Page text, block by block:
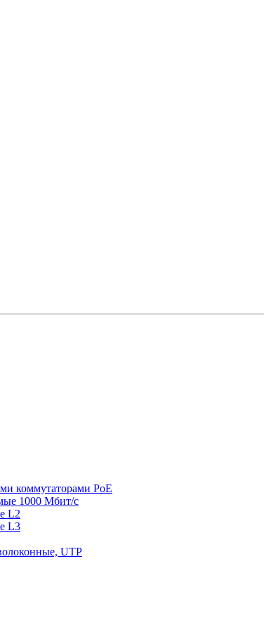
коммутаторами PoE
1000 Мбит/с
L2
L3
UTP